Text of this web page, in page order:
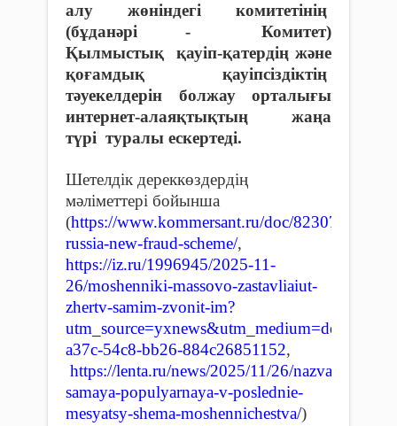
алу жөніндегі комитетінің
(бұданәрі - Комитет)
Қылмыстық қауіп-қатердің және
қоғамдық қауіпсіздіктің
тәуекелдерін болжау орталығы
интернет-алаяқтықтың жаңа
түрі туралы ескертеді.
Шетелдік дереккөздердің
мәліметтері бойынша
(https://www.kommersant.ru/doc/
russia-new-fraud-scheme/,
https://iz.ru/1996945/2025-11-
26/moshenniki-massovo-zastavliaiut-
zhertv-samim-zvonit-im?
a37c-54c8-bb26-884c26851152,
https://lenta.ru/news/2025/11/26/nazvana
samaya-populyarnaya-v-poslednie-
mesyatsy-shema-moshennichestva/)